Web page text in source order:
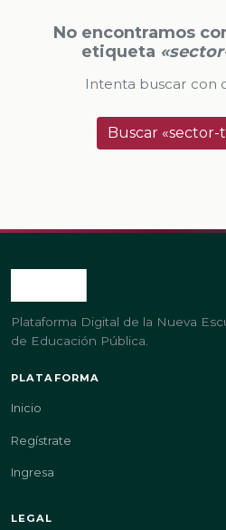
No encontramos
etiqueta
Intenta buscar con
Buscar «sector-
Plataforma Digital de la Nueva
de Educación Pública.
PLATAFORMA
Inicio
Regístrate
Ingresa
LEGAL